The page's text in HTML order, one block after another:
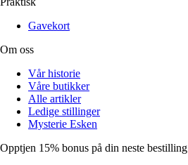
Gavekort
Om oss
Vår historie
Våre butikker
Alle artikler
Ledige stillinger
Mysterie Esken
Opptjen 15% bonus på din neste bestilling